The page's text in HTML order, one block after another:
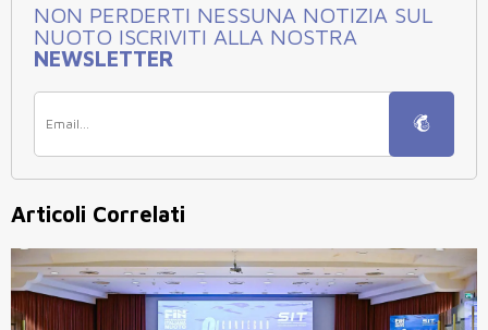
NON PERDERTI NESSUNA NOTIZIA SUL
NUOTO ISCRIVITI ALLA NOSTRA
NEWSLETTER
Articoli Correlati